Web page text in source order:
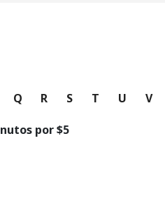
Q R S T U V
por ⁦$5⁩